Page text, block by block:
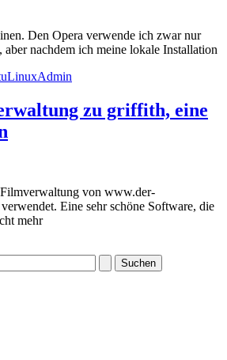
Den Opera verwende ich zwar nur
aber nachdem ich meine lokale Installation
zu griffith, eine
Filmverwaltung von www.der-
Eine sehr schöne Software, die
mehr